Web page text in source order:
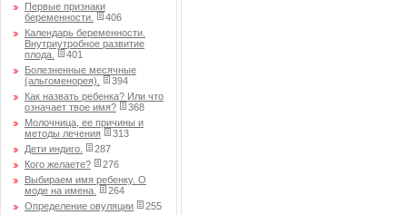
Первые признаки
беременности.
406
Календарь беременности.
Внутриутробное развитие
плода.
401
Болезненные месячные
(альгоменорея).
394
Как назвать ребенка? Или что
означает твое имя?
368
Молочница, ее причины и
методы лечения
313
Дети индиго.
287
Кого желаете?
276
Выбираем имя ребенку. О
моде на имена.
264
Определение овуляции
255